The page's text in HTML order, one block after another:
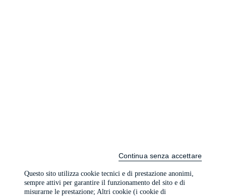
Questo sito utilizza cookie tecnici e di prestazione anonimi,
sempre attivi per garantire il funzionamento del sito e di
misurarne le prestazione; Altri cookie (i cookie di
Continua senza accettare